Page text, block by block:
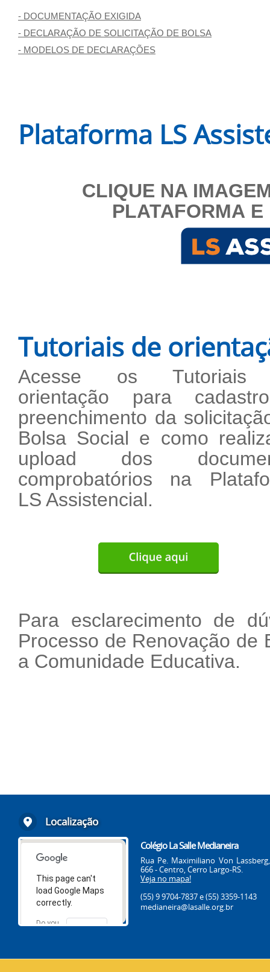
- DOCUMENTAÇÃO EXIGIDA
- DECLARAÇÃO DE SOLICITAÇÃO DE BOLSA
- MODELOS DE DECLARAÇÕES
Plataforma LS
CLIQUE NA
PLATAFORMA
Tutoriais de
Acesse os Tutoriais
orientação para
preenchimento da
Bolsa Social e como
upload dos
comprobatórios na
LS Assistencial.
Para esclarecimento de
Processo de Renovação de
a Comunidade Educativa.
Localização
This page can't
load Google Maps
correctly.
Do you
OK
Colégio La Salle Medianeira
Rua Pe. Maximiliano Von Lassberg,
666 - Centro, Cerro Largo-RS.
Veja no mapa!
(55) 9 9704-7837e (55) 3359-1143
medianeira@lasalle.org.br